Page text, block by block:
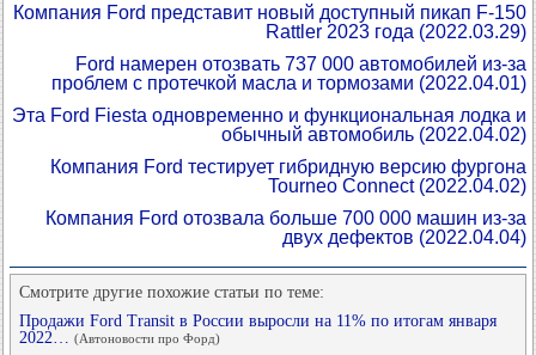
Компания Ford представит новый доступный пикап F-150
Rattler 2023 года (2022.03.29)
Ford намерен отозвать 737 000 автомобилей из-за
проблем с протечкой масла и тормозами (2022.04.01)
Эта Ford Fiesta одновременно и функциональная лодка и
обычный автомобиль (2022.04.02)
Компания Ford тестирует гибридную версию фургона
Tourneo Connect (2022.04.02)
Компания Ford отозвала больше 700 000 машин из-за
двух дефектов (2022.04.04)
Смотрите другие похожие статьи по теме:
Продажи Ford Transit в России выросли на 11% по итогам января
2022…
(Автоновости про Форд)